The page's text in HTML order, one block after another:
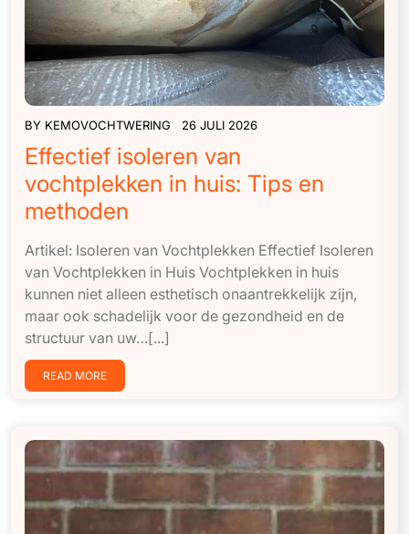
BY KEMOVOCHTWERING 26 JULI 2026
Effectief isoleren van
vochtplekken in huis: Tips en
methoden
Artikel: Isoleren van Vochtplekken Effectief Isoleren
van Vochtplekken in Huis Vochtplekken in huis
kunnen niet alleen esthetisch onaantrekkelijk zijn,
maar ook schadelijk voor de gezondheid en de
structuur van uw…[...]
READ MORE